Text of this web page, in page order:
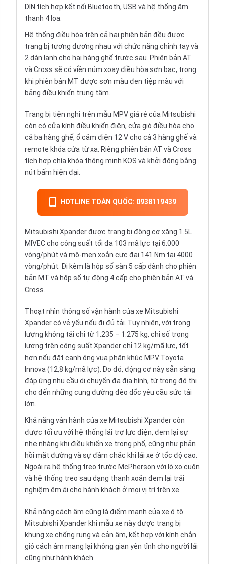
DIN tích hợp kết nối Bluetooth, USB và hệ thống âm
thanh 4 loa.
Hệ thống điều hòa trên cả hai phiên bản đều được
trang bị tương đương nhau với chức năng chỉnh tay và
2 dàn lạnh cho hai hàng ghế trước sau. Phiên bản AT
và Cross sẽ có viền núm xoay điều hòa sơn bạc, trong
khi phiên bản MT được sơn màu đen tiệp màu với
bảng điều khiển trung tâm.
Trang bị tiện nghi trên mẫu MPV giá rẻ của Mitsubishi
còn có cửa kính điều khiển điện, cửa gió điều hòa cho
cả ba hàng ghế, ổ cắm điện 12 V cho cả 3 hàng ghế và
remote khóa cửa từ xa. Riêng phiên bản AT và Cross
tích hợp chìa khóa thông minh KOS và khởi động bằng
nút bấm hiện đại.
HOTLINE TOÀN QUỐC: 0938119439
Mitsubishi Xpander được trang bị động cơ xăng 1.5L
MIVEC cho công suất tối đa 103 mã lực tại 6.000
vòng/phút và mô-men xoắn cực đại 141 Nm tại 4000
vòng/phút. Đi kèm là hộp số sàn 5 cấp dành cho phiên
bản MT và hộp số tự động 4 cấp cho phiên bản AT và
Cross.
Thoạt nhìn thông số vận hành của xe Mitsubishi
Xpander có vẻ yếu nếu đi đủ tải. Tuy nhiên, với trọng
lượng không tải chỉ từ 1.235 – 1.275 kg, chỉ số trọng
lượng trên công suất Xpander chỉ 12 kg/mã lực, tốt
hơn nếu đặt cạnh ông vua phân khúc MPV Toyota
Innova (12,8 kg/mã lực). Do đó, động cơ này sẵn sàng
đáp ứng nhu cầu di chuyển đa địa hình, từ trong đô thị
cho đến những cung đường đèo dốc yêu cầu sức tải
lớn.
Khả năng vận hành của xe Mitsubishi Xpander còn
được tối ưu với hệ thống lái trợ lực điện, đem lại sự
nhẹ nhàng khi điều khiển xe trong phố, cũng như phản
hồi mặt đường và sự đầm chắc khi lái xe ở tốc độ cao.
Ngoài ra hệ thống treo trước McPherson với lò xo cuộn
và hệ thống treo sau dạng thanh xoắn đem lại trải
nghiệm êm ái cho hành khách ở mọi vị trí trên xe.
Khả năng cách âm cũng là điểm mạnh của xe ô tô
Mitsubishi Xpander khi mẫu xe này được trang bị
khung xe chống rung và cản âm, kết hợp với kính chắn
gió cách âm mang lại không gian yên tĩnh cho người lái
cũng như hành khách.